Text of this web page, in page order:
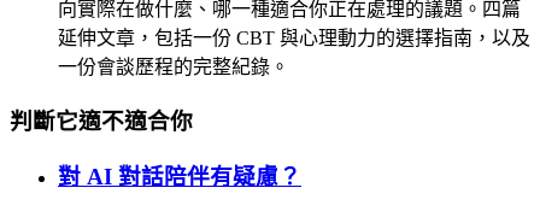
向實際在做什麼、哪一種適合你正在處理的議題。四篇
延伸文章，包括一份 CBT 與心理動力的選擇指南，以及
一份會談歷程的完整紀錄。
判斷它適不適合你
對 AI 對話陪伴有疑慮？